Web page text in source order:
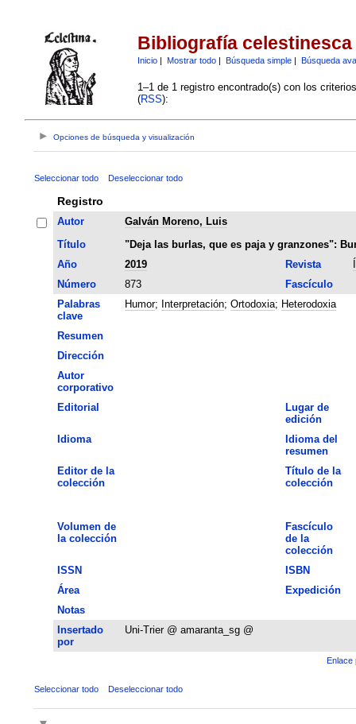
Bibliografía celestinesca
Inicio| Mostrar todo| Búsqueda simple| Búsqueda
1–1 de 1 registro encontrado(s) con los
(RSS):
Opciones de búsqueda y visualización
Seleccionar todo Deseleccionar todo
Registro
Autor
Galván Moreno, Luis
Título
"Deja las burlas, que es paja y granzones":
Año
2019 Revista
Número
873
Fascículo
Palabras
clave
Humor; Interpretación; Ortodoxia; Heterodoxia
Resumen
Dirección
Autor
corporativo
Editorial
Lugar de
edición
Idioma
Idioma del
resumen
Editor de la
colección
Título de la
colección
Volumen de
la colección
Fascículo
de la
colección
ISSN
ISBN
Área
Expedición
Notas
Insertado
por
Uni-Trier @ amaranta_sg @
Enlace
Seleccionar todo Deseleccionar todo